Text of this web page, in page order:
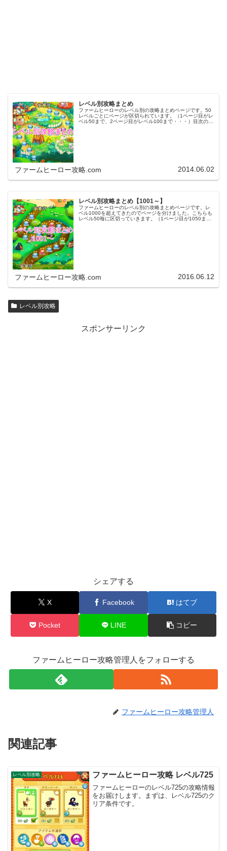
レベル別攻略まとめ
ファームヒーローのレベル別の攻略まとめページです。50
レベルごとにページが区切られています。（1ページ目がレ
ベル50まで、2ページ目がレベル100まで・・・）目次のリ
ファームヒーロー攻略.com 2014.06.02
レベル別攻略まとめ【1001～】
ファームヒーローのレベル別の攻略まとめページです。レ
ベル1000を超えてきたのでページを分けました。こちらも
レベル50毎に区切っていきます。（1ページ目が1050ま
ファームヒーロー攻略.com 2016.06.12
レベル別攻略
スポンサーリンク
シェアする
X Facebook はてブ
Pocket LINE コピー
ファームヒーロー攻略管理人をフォローする
ファームヒーロー攻略管理人
関連記事
レベル別攻略 ファームヒーロー攻略 レベル725
ファームヒーローのレベル725の攻略情報
をお届けします。まずは、レベル725のク
リア条件です。